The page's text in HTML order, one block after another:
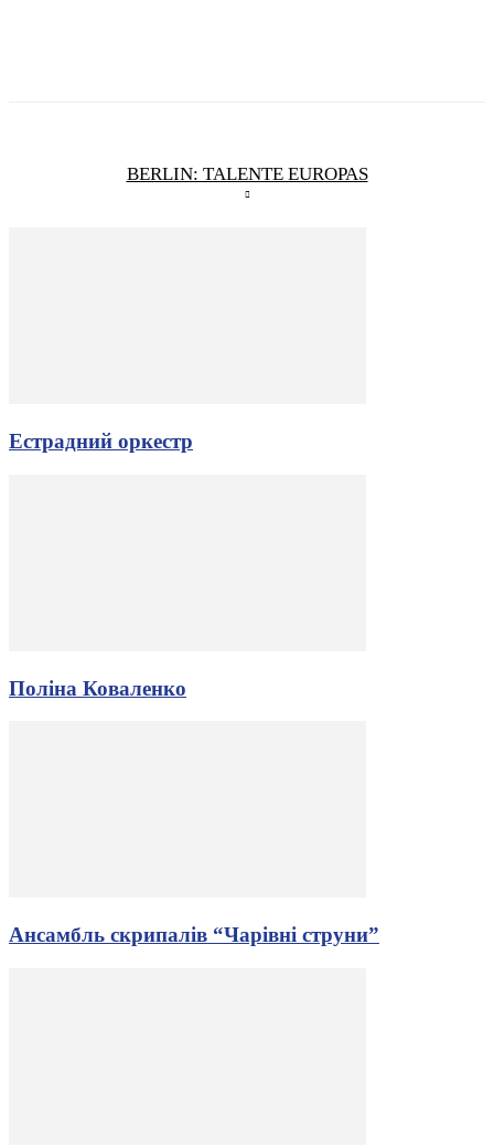
BERLIN: TALENTE EUROPAS
Естрадний оркестр
Поліна Коваленко
Ансамбль скрипалів “Чарівні струни”